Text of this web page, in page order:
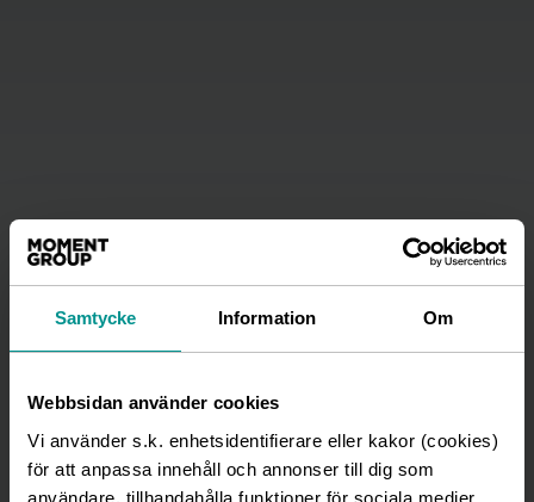
Samtycke Information Om
Webbsidan använder cookies
Vi använder s.k. enhetsidentifierare eller kakor (cookies)
för att anpassa innehåll och annonser till dig som
användare, tillhandahålla funktioner för sociala medier
Vallarnas friluftsteater
Falkenberg med plats för 1 635 gäster. Vackra parker
finns i många städer, men det är inte många som kan
skryta med att ha en stor teaterscen vid vattnet.